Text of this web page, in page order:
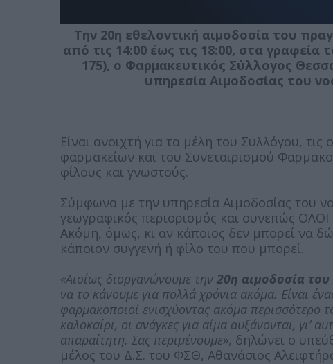
Την 20η εθελοντική αιμοδοσία του
από τις 14:00 έως τις 18:00, στα
175), ο Φαρμακευτικός Σύλλογος
υπηρεσία Αιμοδοσίας του
Είναι ανοιχτή για τα μέλη του Συλλόγου,
φαρμακείων και του Συνεταιρισμού
φίλους και γνωστούς.
Σύμφωνα με την υπηρεσία Αιμοδοσίας του
γεωγραφικός περιορισμός και συνεπώς
Ακόμη, όμως, κι αν κάποιος δεν μπορεί να
κάποιον συγγενή ή φίλο του που μπορεί.
«Αισίως διοργανώνουμε την 20η αιμοδοσία
να το κάνουμε για πολλά χρόνια ακόμα. Είναι
φαρμακοποιοί ενισχύοντας ακόμα περισσότερο
καλοκαίρι, οι ανάγκες για αίμα αυξάνονται, γι’
απαραίτητη. Σας περιμένουμε», δηλώνει ο
μέλος του Δ.Σ. του ΦΣΘ, Αθανάσιος